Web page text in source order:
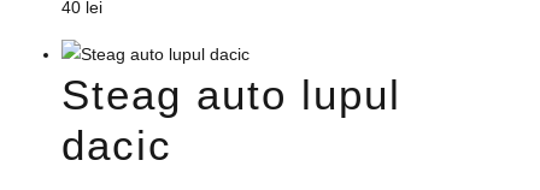
40 lei
Steag auto lupul
dacic